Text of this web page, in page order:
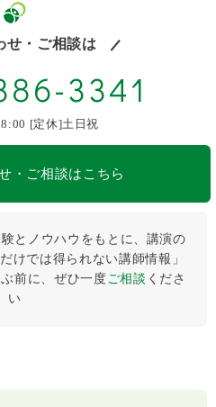
せ・ご相談は
3341
[定休]土日祝
・ご相談はこちら
とノウハウをもとに、講演の
けでは得られない講師情報」
前に、ぜひ⼀度ご相談 くださ
い